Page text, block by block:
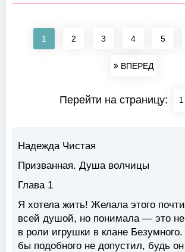
1 2 3 4 5
ВПЕРЕД
Перейти на страницу:
Надежда Чистая
Призванная. Душа волчицы
Глава 1
Я хотела жить! Желала этого
всей душой, но понимала — это
в роли игрушки в клане
бы подобного не допустил, будь